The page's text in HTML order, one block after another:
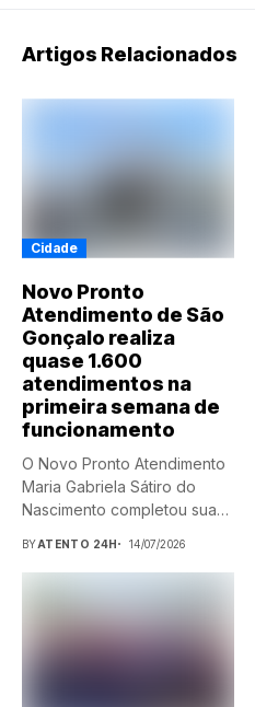
Artigos Relacionados
Cidade
Novo Pronto
Atendimento de São
Gonçalo realiza
quase 1.600
atendimentos na
primeira semana de
funcionamento
O Novo Pronto Atendimento
Maria Gabriela Sátiro do
Nascimento completou sua
BYATENTO 24H 14/07/2026